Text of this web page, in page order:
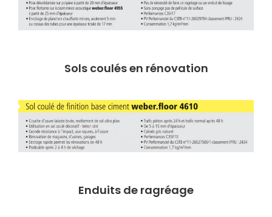
Sols coulés en rénovation
Enduits de ragréage